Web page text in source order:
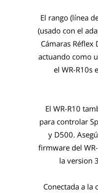
El rango (línea
(usado con el
Cámaras Réflex
actuando como
el WR-R10s
El WR-R10
para controlar
y D500.
firmware del
la version
Conectada a la